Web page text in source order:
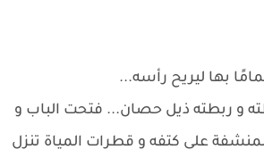
بها ليريح رأسه...
و ربطته ذيل حصان... فتحت الباب و
على كتفه و قطرات المياة تنزل